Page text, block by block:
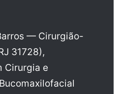
— Cirurgião-
31728),
Cirurgia e